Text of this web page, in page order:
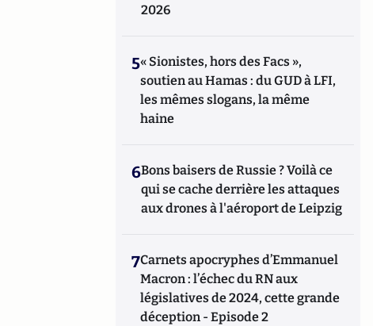
2026
5« Sionistes, hors des Facs »,
soutien au Hamas : du GUD à LFI,
les mêmes slogans, la même
haine
6Bons baisers de Russie ? Voilà ce
qui se cache derrière les attaques
aux drones à l'aéroport de Leipzig
7Carnets apocryphes d’Emmanuel
Macron : l’échec du RN aux
législatives de 2024, cette grande
déception - Episode 2